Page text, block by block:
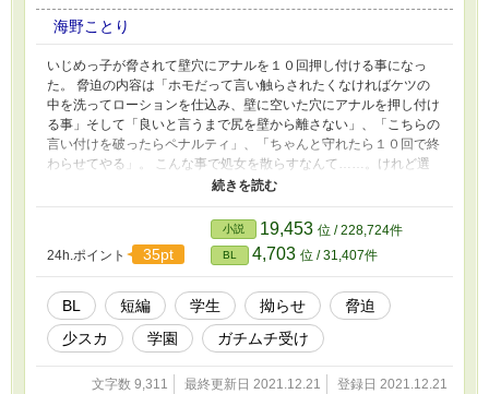
海野ことり
いじめっ子が脅されて壁穴にアナルを１０回押し付ける事になっ
た。 脅迫の内容は「ホモだって言い触らされたくなければケツの
中を洗ってローションを仕込み、壁に空いた穴にアナルを押し付け
る事」そして「良いと言うまで尻を壁から離さない」、「こちらの
言い付けを破ったらペナルティ」、「ちゃんと守れたら１０回で終
わらせてやる」。 こんな事で処女を散らすなんて……。けれど選
ぶ余地はなかった。証拠写真をバラ撒かれたら人生が終わる。 １
差し出す事になった。 ヤッてるだけのエロ妄想短編……の筈が拗
らせマンになりました。 そんな訳ねえよ！ というツッコミはひと
まず押さえてお読み下さい。 ※）少スカ、無理やり注意です！
（今さら） ※）ムーンライトノベルズ様にも投稿してます。
24h.ポイント 35pt
小説 19,453 位 / 228,724件
BL 4,703 位 / 31,407件
BL 短編 学生 拗らせ
脅迫
少スカ
学園 ガチムチ受け
文字数 9,311 最終更新日 2021.12.21 登録日 2021.12.21